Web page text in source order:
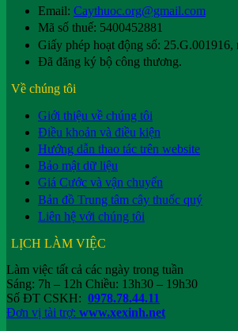
Email: Caythuoc.org@gmail.com
Mã số thuế: 5400452881
Giấy phép hoạt động số: 25.G.001916,
Đã đăng ký bộ công thương.
Về chúng tôi
Giới thiệu về chúng tôi
Điều khoản và điều kiện
Hướng dẫn thao tác trên website
Bảo mật dữ liệu
Giá Cước và vận chuyển
Bản đồ Trung tâm cây thuốc quý
Liên hệ với chúng tôi
LỊCH LÀM VIỆC
Làm việc tất cả các ngày trong tuần
Sáng: 7h – 12h Chiều: 13h30 – 19h30
Số ĐT CSKH: 0978.78.44.11
Đơn vị tài trợ: www.xexinh.net